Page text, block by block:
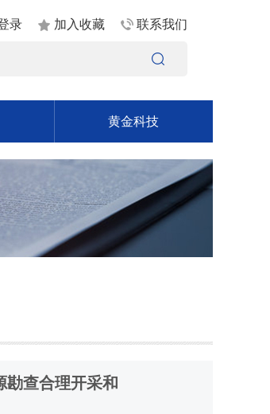
录 加入收藏 联系我们
黄金科技
勘查合理开采和